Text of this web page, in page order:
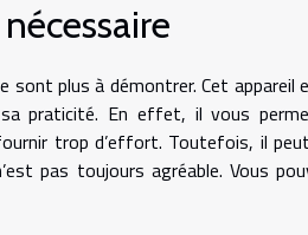
sont plus à démontrer. Cet
praticité. En effet, il vous
trop d’effort. Toutefois, il
pas toujours agréable. Vous